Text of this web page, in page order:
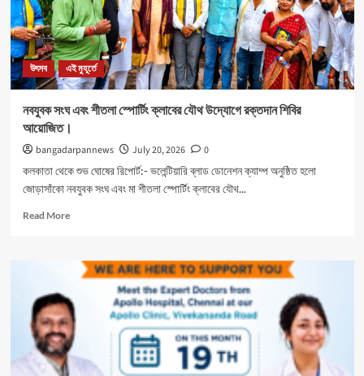
উৎসব এই মুহূর্তে
নবযুবক সংঘ এবং শীতলা স্পোর্টিং ক্লাবের যৌথ উদ্যোগে রক্তদান শিবির
আয়োজিত।
bangadarpannews July 20, 2026
0
কলকাতা থেকে শুভ ঘোষের রিপোর্ট:- ভলেন্টিয়ারি ব্লাড ডোনেশন ক্যাম্প অনুষ্ঠিত হলো
জোড়াসাঁকো নবযুবক সংঘ এবং মা শীতলা স্পোর্টিং ক্লাবের যৌথ...
Read MoreRead
নবযুবক
সংঘ
শীতলা
স্পোর্টিং
ক্লাবের
যৌথ
উদ্যোগে